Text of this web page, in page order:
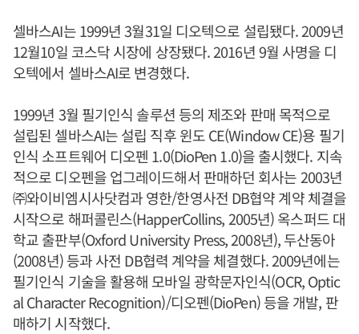
셀바스AI는 1999년 3월31일 디오텍으로 설립됐다. 2009년
12월10일 코스닥 시장에 상장됐다. 2016년 9월 사명을 디
오텍에서 셀바스AI로 변경했다.
1999년 3월 필기인식 솔루션 등의 제조와 판매 목적으로
설립된 셀바스AI는 설립 직후 윈도 CE(Window CE)용 필기
인식 소프트웨어 디오펜 1.0(DioPen 1.0)을 출시했다. 지속
적으로 디오펜을 업그레이드해서 판매하던 회사는 2003년
㈜와이비엠시사닷컴과 영한/한영사전 DB협약 계약 체결을
시작으로 해퍼콜린스(HapperCollins, 2005년) 옥스퍼드 대
학교 출판부(Oxford University Press, 2008년), 두산동아
(2008년) 등과 사전 DB협력 계약을 체결했다. 2009년에는
필기인식 기술을 활용해 모바일 광학문자인식(OCR, Optic
al Character Recognition)/디오펜(DioPen) 등을 개발, 판
매하기 시작했다.